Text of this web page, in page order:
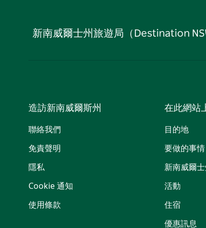
新南威爾士州旅遊局（Destination
造訪新南威爾斯州
聯絡我們
免責聲明
隱私
Cookie 通知
使用條款
在此網站
目的地
要做的事情
新南威爾
活動
住宿
優惠訊息